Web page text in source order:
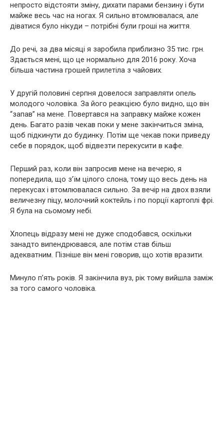
непросто відстояти зміну, дихати парами бензину і бути
майже весь час на ногах. Я сильно втомлювалася, але
діватися було нікуди – потрібні були гроші на життя.
До речі, за два місяці я заробила приблизно 35 тис. грн.
Здається мені, що це нормально для 2016 року. Хоча
більша частина грошей прилетіла з чайових.
У другій половині серпня довелося заправляти опель
молодого чоловіка. За його реакцією було видно, що він
“запав” на мене. Повертався на заправку майже кожен
день. Багато разів чекав поки у мене закінчиться зміна,
щоб підкинути до будинку. Потім ще чекав поки приведу
себе в порядок, щоб відвезти перекусити в кафе.
Перший раз, коли він запросив мене на вечерю, я
попередила, що з’їм цілого слона, тому що весь день на
перекусах і втомлювалася сильно. За вечір на двох взяли
величезну піцу, молочний коктейль і по порції картоплі фрі.
Я була на сьомому небі.
Хлопець відразу мені не дуже сподобався, оскільки
занадто випендрювався, але потім став більш
адекватним. Пізніше він мені говорив, що хотів вразити.
Минуло п’ять років. Я закінчила вуз, рік тому вийшла заміж
за того самого чоловіка.